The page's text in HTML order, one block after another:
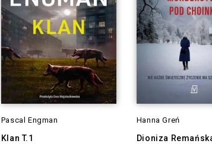
Pascal Engman
Klan T.1
Hanna Greń
Dioniza